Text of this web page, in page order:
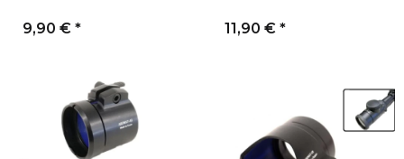
9,90 € * 11,90 € *